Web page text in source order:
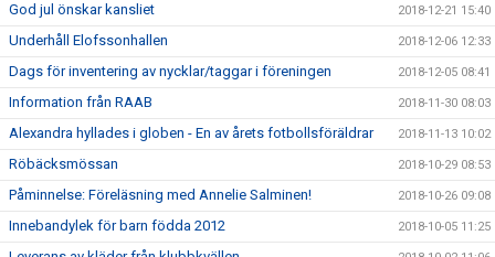
God jul önskar kansliet 2018-12-21 15:40
Underhåll Elofssonhallen 2018-12-06 12:33
Dags för inventering av nycklar/taggar i föreningen 2018-12-05 08:41
Information från RAAB 2018-11-30 08:03
Alexandra hyllades i globen - En av årets fotbollsföräldrar 2018-11-13 10:02
Röbäcksmössan 2018-10-29 08:53
Påminnelse: Föreläsning med Annelie Salminen! 2018-10-26 09:08
Innebandylek för barn födda 2012 2018-10-05 11:25